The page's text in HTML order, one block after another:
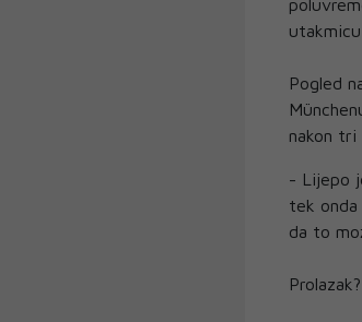
Pogled
nakon tri
- Lijepo
tek
da to